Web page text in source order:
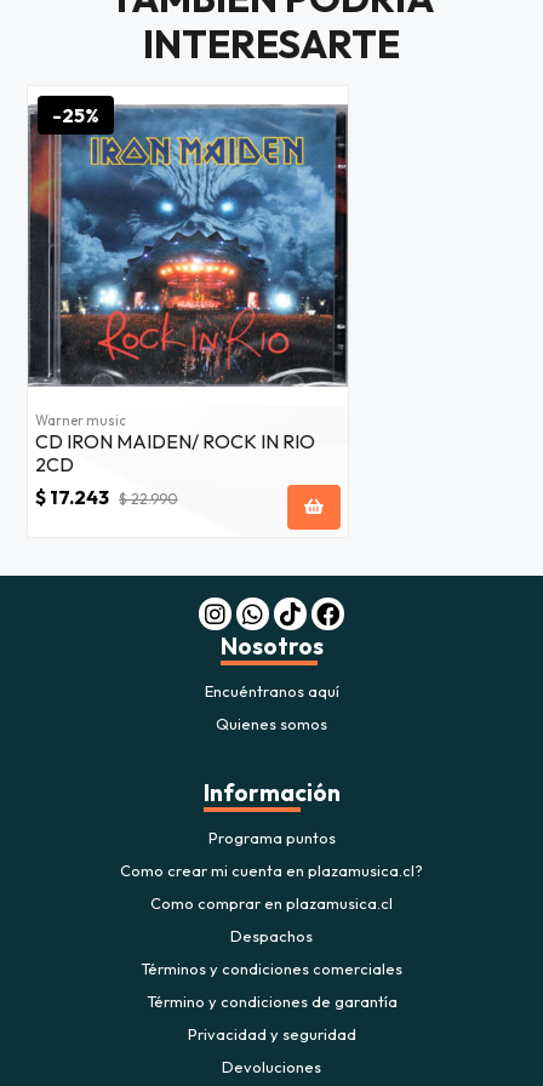
INTERESARTE
-25%
Warner music
CD IRON MAIDEN/ ROCK IN RIO
2CD
$ 17.243 $ 22.990
Nosotros
Encuéntranos aquí
Quienes somos
Información
Programa puntos
Como crear mi cuenta en plazamusica.cl?
Como comprar en plazamusica.cl
Despachos
Términos y condiciones comerciales
Término y condiciones de garantía
Privacidad y seguridad
Devoluciones